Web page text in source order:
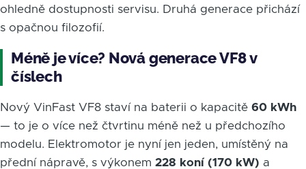
ohledně dostupnosti servisu. Druhá generace přichází
s opačnou filozofií.
Méně je více? Nová generace VF8 v
číslech
Nový VinFast VF8 staví na baterii o kapacitě 60 kWh
— to je o více než čtvrtinu méně než u předchozího
modelu. Elektromotor je nyní jen jeden, umístěný na
přední nápravě, s výkonem 228 koní (170 kW) a